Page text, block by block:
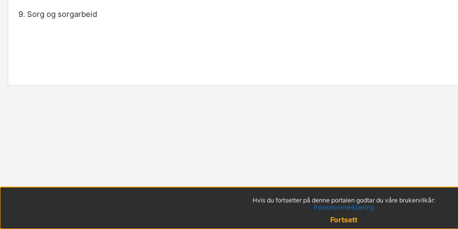
9. Sorg og sorgarbeid
Hvis du fortsetter på denne portalen godtar du våre brukervilkår:
Personvernerklæring
Fortsett